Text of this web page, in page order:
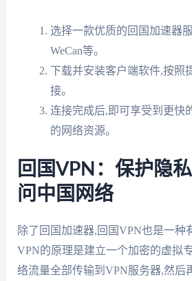
选择一款优质的回国加速器
WeCan等。
下载并安装客户端软件,按照
接。
连接完成后,即可享受到更快
的网络资源。
回国VPN：保护隐
问中国网络
除了回国加速器,回国VPN也是一种
VPN的原理是建立一个加密的虚拟
络流量全部传输到VPN服务器,然后